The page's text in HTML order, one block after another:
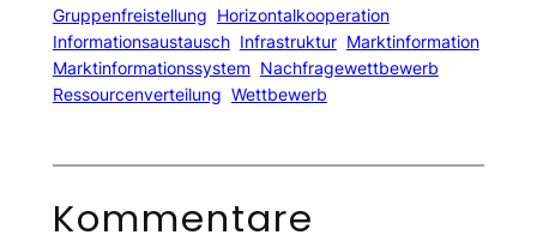
Gruppenfreistellung Horizontalkooperation
Informationsaustausch Infrastruktur Marktinformation
Marktinformationssystem Nachfragewettbewerb
Ressourcenverteilung Wettbewerb
Kommentare